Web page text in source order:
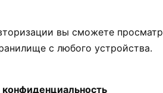
вы сможете
с любого устройства.